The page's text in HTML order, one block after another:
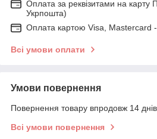
Оплата за реквізитами на карту
Укрпошта)
Оплата картою Visa, Mastercard
Всі умови оплати
Умови повернення
Повернення товару впродовж 14
Всі умови повернення